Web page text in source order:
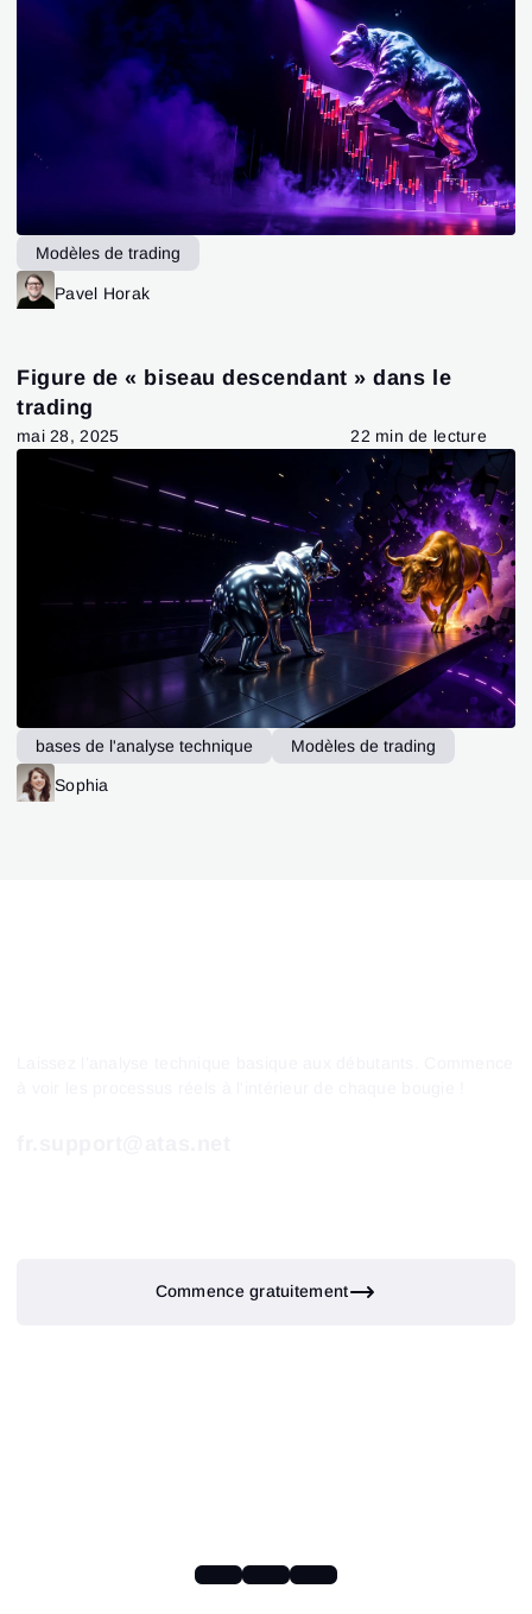
Modèles de trading
Pavel Horak
Figure de « biseau descendant » dans le
trading
mai 28, 2025 22 min de lecture
bases de l'analyse technique Modèles de trading
Sophia
Commence gratuitement